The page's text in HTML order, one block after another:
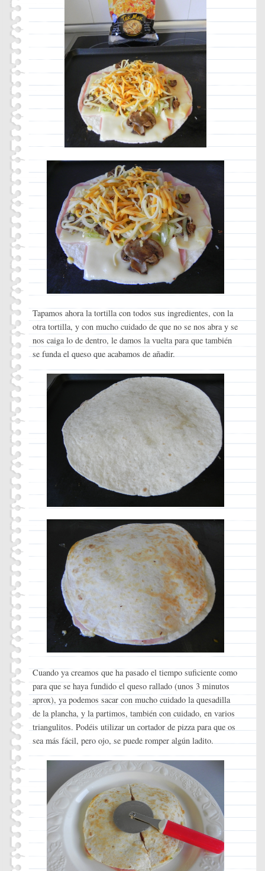
Tapamos ahora la tortilla con todos sus ingredientes, con la
otra tortilla, y con mucho cuidado de que no se nos abra y se
nos caiga lo de dentro, le damos la vuelta para que también
se funda el queso que acabamos de añadir.
Cuando ya creamos que ha pasado el tiempo suficiente como
para que se haya fundido el queso rallado (unos 3 minutos
aprox), ya podemos sacar con mucho cuidado la quesadilla
de la plancha, y la partimos, también con cuidado, en varios
triangulitos. Podéis utilizar un cortador de pizza para que os
sea más fácil, pero ojo, se puede romper algún ladito.